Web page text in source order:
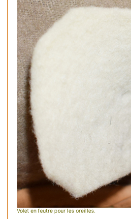
Volet en feutre pour les oreilles.